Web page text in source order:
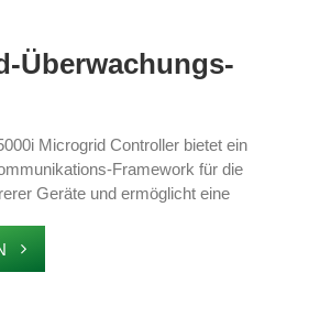
Überwachungs-
Microgrid Controller bietet ein
Framework für die
Geräte und ermöglicht eine
Es wurde für städtische